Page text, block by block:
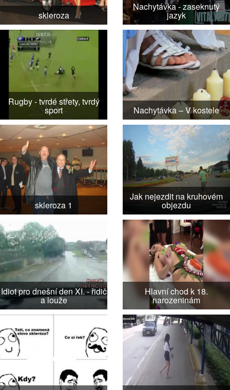
skleroza
Nachytávka - zaseknutý
jazyk
Rugby - tvrdé střety, tvrdý
sport Nachytávka – V kostele
skleroza 1
Jak nejezdit na kruhovém
objezdu
Idiot pro dnešní den XI. - řidič
a louže
Hlavní chod k 18.
narozeninám